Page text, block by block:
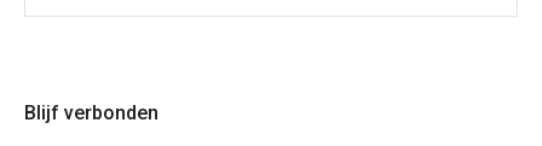
Blijf verbonden